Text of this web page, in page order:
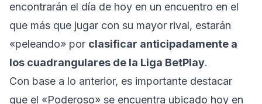
encontrarán el día de hoy en un encuentro en el
que más que jugar con su mayor rival, estarán
«peleando» por clasificar anticipadamente a
los cuadrangulares de la Liga BetPlay.
Con base a lo anterior, es importante destacar
que el «Poderoso» se encuentra ubicado hoy en